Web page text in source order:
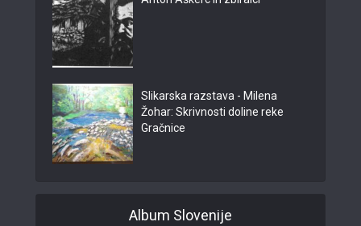
Slikarska razstava - Milena
Žohar: Skrivnosti doline reke
Gračnice
Album Slovenije